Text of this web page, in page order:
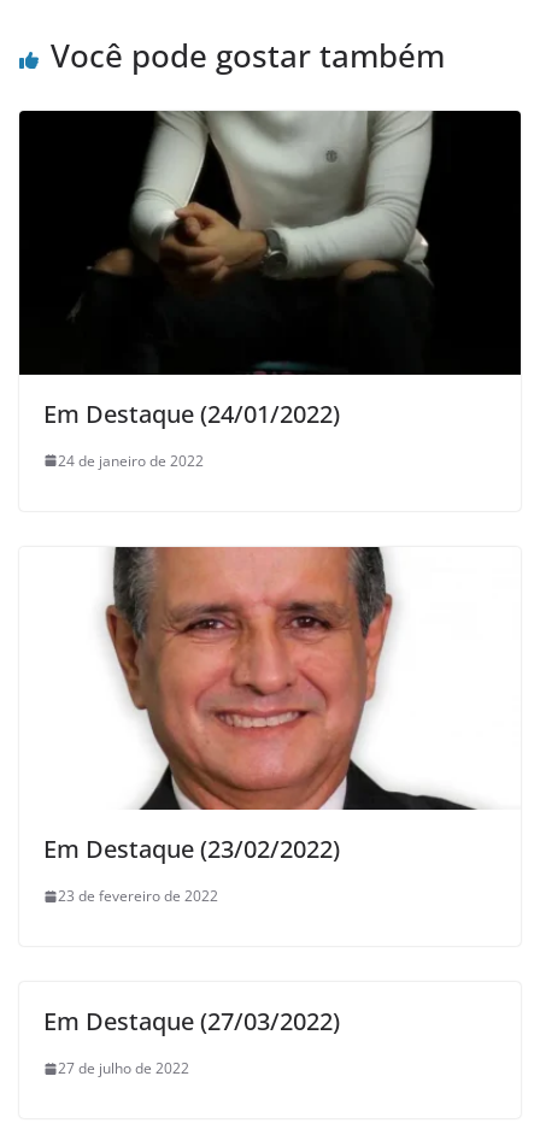
Você pode gostar também
Em Destaque (24/01/2022)
24 de janeiro de 2022
Em Destaque (23/02/2022)
23 de fevereiro de 2022
Em Destaque (27/03/2022)
27 de julho de 2022